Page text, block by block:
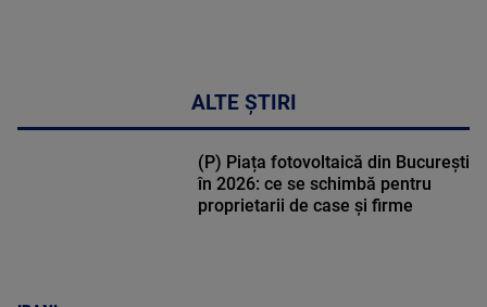
ALTE ȘTIRI
(P) Piața fotovoltaică din București
în 2026: ce se schimbă pentru
proprietarii de case și firme